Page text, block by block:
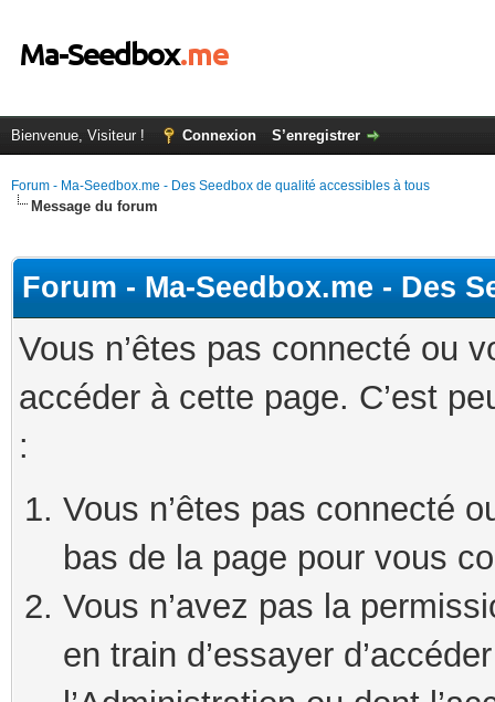
Bienvenue, Visiteur ! Connexion S’enregistrer
Forum - Ma-Seedbox.me - Des Seedbox de qualité accessibles à tous
Message du forum
Forum - Ma-Seedbox.me - Des
Vous n’êtes pas connecté ou
accéder à cette page. C’est
:
Vous n’êtes pas connecté
bas de la page pour vous
Vous n’avez pas la
en train d’essayer